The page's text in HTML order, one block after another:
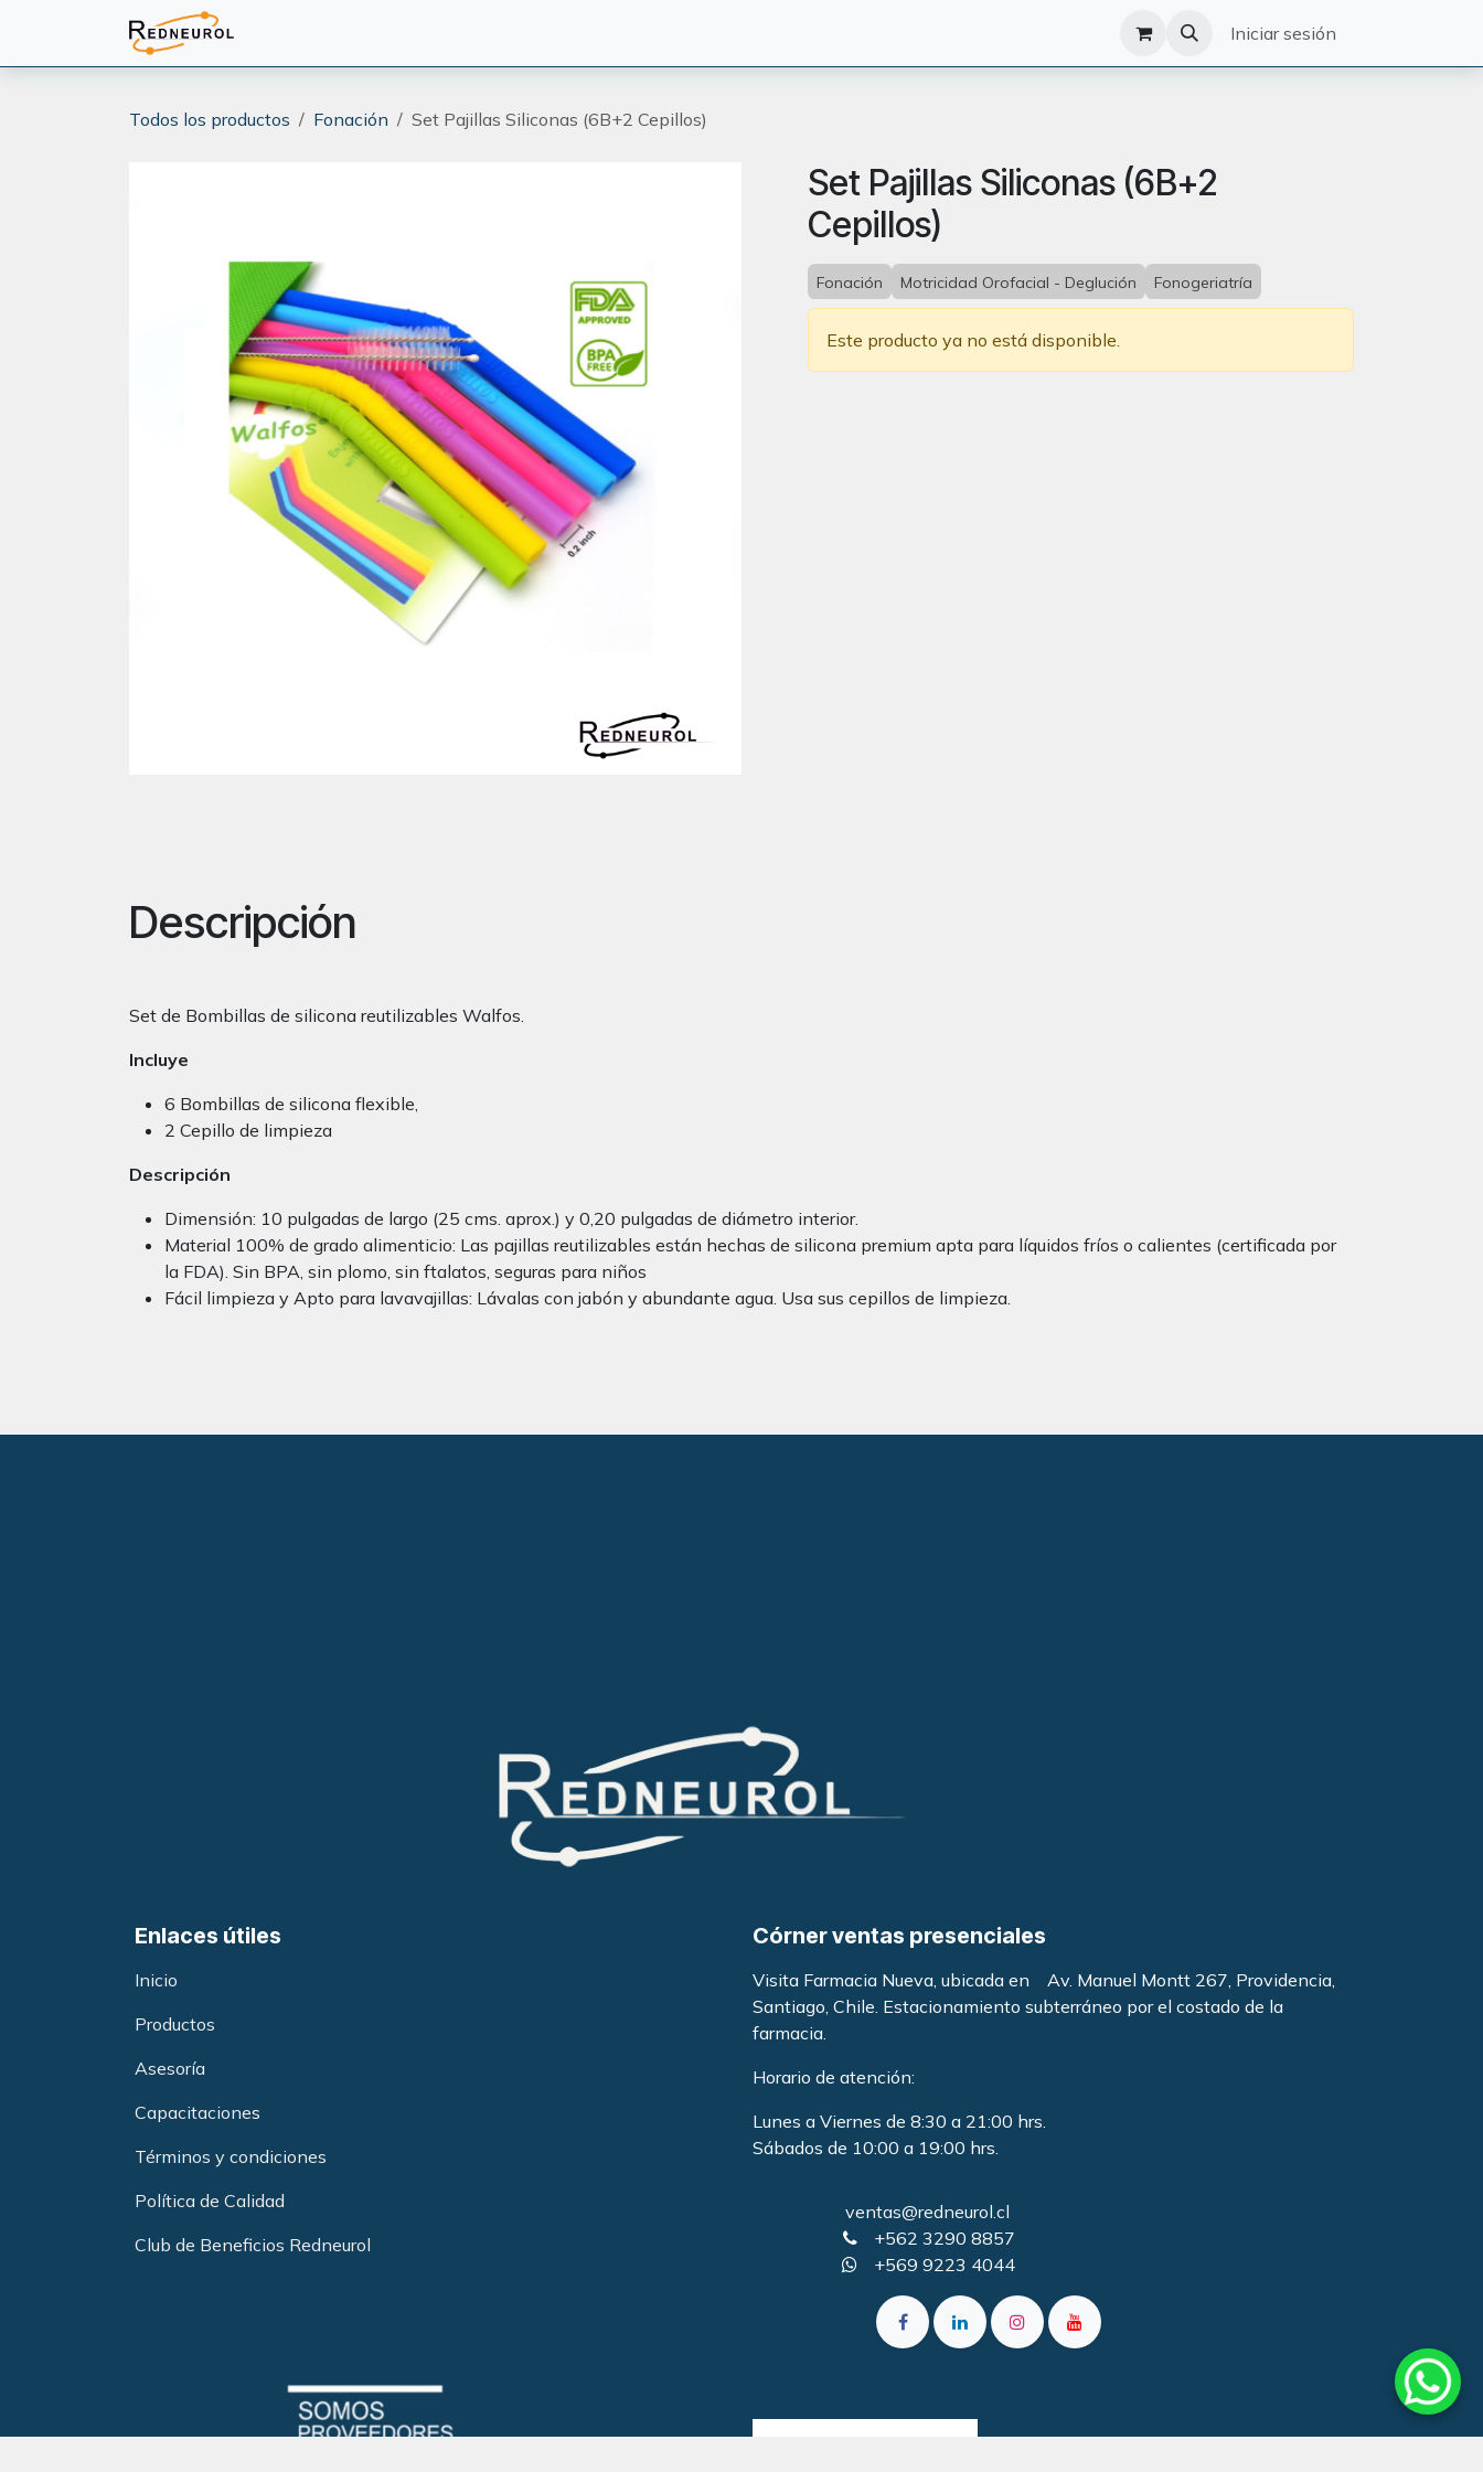
Iniciar sesión
Todos los productos Fonación Set Pajillas Siliconas (6B+2 Cepillos)
Set Pajillas Siliconas (6B+2
Cepillos)
Fonación Motricidad Orofacial - Deglución Fonogeriatría
Este producto ya no está disponible.
Descripción
Set de Bombillas de silicona reutilizables Walfos.
Incluye
6 Bombillas de silicona flexible,
2 Cepillo de limpieza
Descripción
Dimensión: 10 pulgadas de largo (25 cms. aprox.) y 0,20 pulgadas de diámetro interior.
Material 100% de grado alimenticio: Las pajillas reutilizables están hechas de silicona premium apta para líquidos fríos o calientes (certificada por
la FDA). Sin BPA, sin plomo, sin ftalatos, seguras para niños
Fácil limpieza y Apto para lavavajillas: Lávalas con jabón y abundante agua. Usa sus cepillos de limpieza.
ventas@redneurol.cl
+562 3290 8857
+569 9223 4044
Córner ventas presenciales
Visita Farmacia Nueva, ubicada en Av. Manuel Montt 267, Providencia,
Santiago, Chile. Estacionamiento subterráneo por el costado de la
farmacia.
Horario de atención:
Lunes a Viernes de 8:30 a 21:00 hrs.
Sábados de 10:00 a 19:00 hrs.
Enlaces útiles
Inicio
Productos
Asesoría
Capacitaciones
Términos y condiciones
Política de Calidad
Club de Beneficios Redneurol